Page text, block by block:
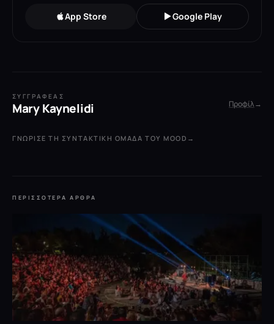
App Store Google Play
ΣΥΓΓΡΑΦΈΑΣ
Mary Kaynelidi Προφίλ→
ΓΝΏΡΙΣΕ ΤΗ ΣΥΝΤΑΚΤΙΚΉ ΟΜΆΔΑ ΤΟΥ MOOD →
ΠΕΡΙΣΣΌΤΕΡΑ ΆΡΘΡΑ